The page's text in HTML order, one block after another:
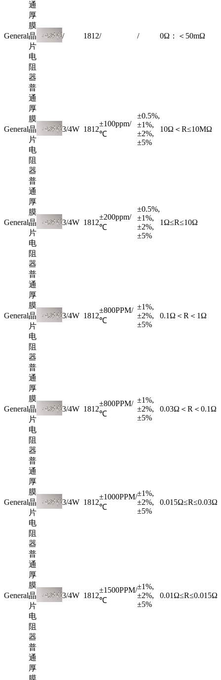
General
通
厚
膜
晶
片
电
阻
器
/ 1812/ / 0Ω：＜50mΩ
General
普
通
厚
膜
晶
片
电
阻
器
3/4W 1812
±100ppm/
℃
±0.5%,
±1%,
±2%,
±5%
10Ω＜R≤10MΩ
General
普
通
厚
膜
晶
片
电
阻
器
3/4W 1812
±200ppm/
℃
±0.5%,
±1%,
±2%,
±5%
1Ω≤R≤10Ω
General
普
通
厚
膜
晶
片
电
阻
器
3/4W 1812
±800PPM/
℃
±1%,
±2%,
±5%
0.1Ω＜R＜1Ω
General
普
通
厚
膜
晶
片
电
阻
器
3/4W 1812
±800PPM/
℃
±1%,
±2%,
±5%
0.03Ω＜R＜0.1Ω
General
普
通
厚
膜
晶
片
电
阻
器
3/4W 1812
±1000PPM/
℃
±1%,
±2%,
±5%
0.015Ω≤R≤0.03Ω
General
普
通
厚
膜
晶
片
电
阻
器
3/4W 1812
±1500PPM/
℃
±1%,
±2%,
±5%
0.01Ω≤R≤0.015Ω
普
通
厚
膜